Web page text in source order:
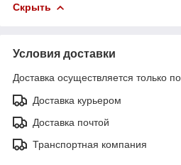
Скрыть
Условия доставки
Доставка осуществляется только
Доставка курьером
Доставка почтой
Транспортная компания